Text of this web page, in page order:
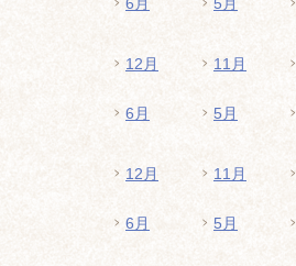
12月 11月
6月 5月
12月 11月
6月 5月